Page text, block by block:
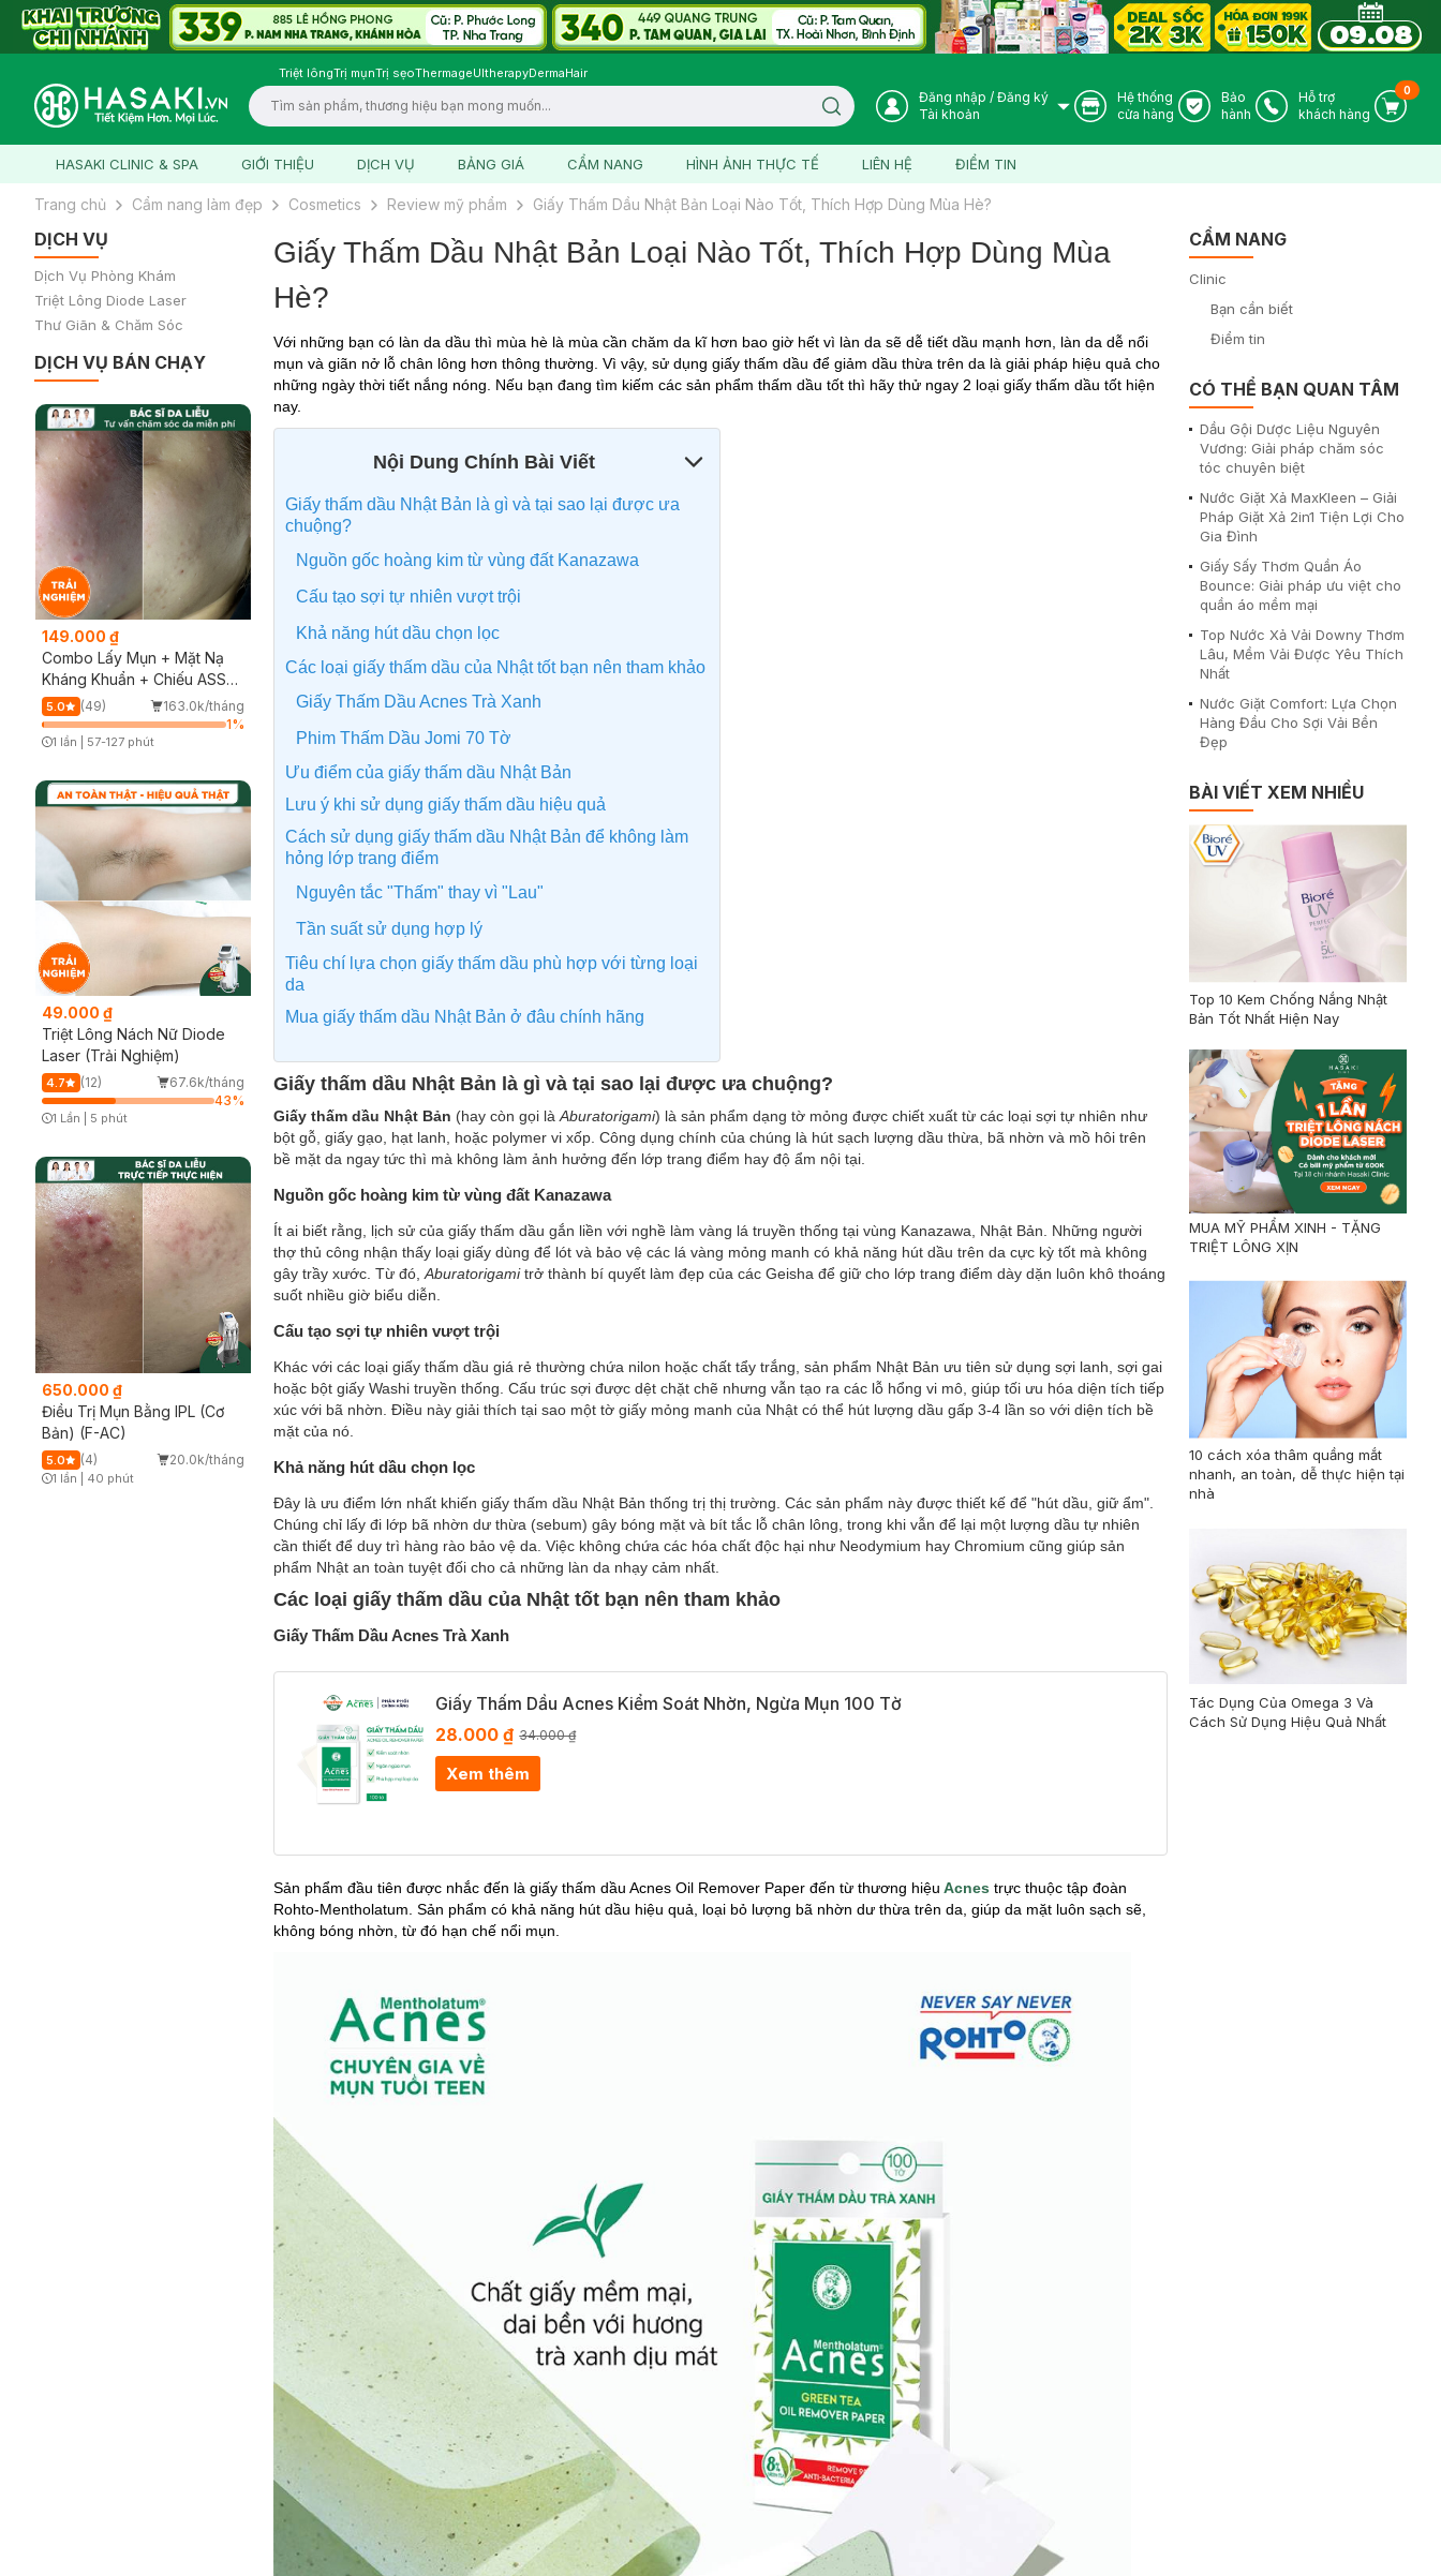
Triệt lôngTrị mụnTrị sẹoThermageUltherapyDermaHair
Logo
Search icon User Icon
Đăng nhập / Đăng ký
Tài khoản
Store Icon
Hệ thống
cửa hàng
Warranty Icon
Bảo
hành
Phone Icon
Hỗ trợ
khách hàng
Cart
0
HASAKI CLINIC & SPA GIỚI THIỆU DỊCH VỤ BẢNG GIÁ CẨM NANG HÌNH ẢNH THỰC TẾ LIÊN HỆ ĐIỂM TIN
Trang chủ Cẩm nang làm đẹp Cosmetics Review mỹ phẩm Giấy Thấm Dầu Nhật Bản Loại Nào Tốt, Thích Hợp Dùng Mùa Hè?
DỊCH VỤ
Dịch Vụ Phòng Khám
Triệt Lông Diode Laser
Thư Giãn & Chăm Sóc
DỊCH VỤ BÁN CHẠY
149.000 ₫
Combo Lấy Mụn + Mặt Nạ
Kháng Khuẩn + Chiếu ASSH
(Trải nghiệm)
5.0 (49)
163.0k/tháng
1%
1 lần 57-127 phút
49.000 ₫
Triệt Lông Nách Nữ Diode
Laser (Trải Nghiệm)
4.7 (12)
67.6k/tháng
43%
1 Lần 5 phút
650.000 ₫
Điều Trị Mụn Bằng IPL (Cơ
Bản) (F-AC)
5.0 (4) 20.0k/tháng
Timer Gray Icon
1 lần 40 phút
Giấy Thấm Dầu Nhật Bản Loại Nào Tốt, Thích Hợp Dùng Mùa
Hè?
Với những bạn có làn da dầu thì mùa hè là mùa cần chăm da kĩ hơn bao giờ hết vì làn da sẽ dễ tiết dầu mạnh hơn, làn da dễ nổi
mụn và giãn nở lỗ chân lông hơn thông thường. Vì vậy, sử dụng giấy thấm dầu để giảm dầu thừa trên da là giải pháp hiệu quả cho
những ngày thời tiết nắng nóng. Nếu bạn đang tìm kiếm các sản phẩm thấm dầu tốt thì hãy thử ngay 2 loại giấy thấm dầu tốt hiện
nay.
Nội Dung Chính Bài Viết
Giấy thấm dầu Nhật Bản là gì và tại sao lại được ưa
chuộng?
Nguồn gốc hoàng kim từ vùng đất Kanazawa
Cấu tạo sợi tự nhiên vượt trội
Khả năng hút dầu chọn lọc
Các loại giấy thấm dầu của Nhật tốt bạn nên tham khảo
Giấy Thấm Dầu Acnes Trà Xanh
Phim Thấm Dầu Jomi 70 Tờ
Ưu điểm của giấy thấm dầu Nhật Bản
Lưu ý khi sử dụng giấy thấm dầu hiệu quả
Cách sử dụng giấy thấm dầu Nhật Bản để không làm
hỏng lớp trang điểm
Nguyên tắc "Thấm" thay vì "Lau"
Tần suất sử dụng hợp lý
Tiêu chí lựa chọn giấy thấm dầu phù hợp với từng loại
da
Mua giấy thấm dầu Nhật Bản ở đâu chính hãng
Giấy thấm dầu Nhật Bản là gì và tại sao lại được ưa chuộng?
Giấy thấm dầu Nhật Bản (hay còn gọi làAburatorigami) là sản phẩm dạng tờ mỏng được chiết xuất từ các loại sợi tự nhiên như
bột gỗ, giấy gạo, hạt lanh, hoặc polymer vi xốp. Công dụng chính của chúng là hút sạch lượng dầu thừa, bã nhờn và mồ hôi trên
bề mặt da ngay tức thì mà không làm ảnh hưởng đến lớp trang điểm hay độ ẩm nội tại.
Nguồn gốc hoàng kim từ vùng đất Kanazawa
Ít ai biết rằng, lịch sử của giấy thấm dầu gắn liền với nghề làm vàng lá truyền thống tại vùng Kanazawa, Nhật Bản. Những người
thợ thủ công nhận thấy loại giấy dùng để lót và bảo vệ các lá vàng mỏng manh có khả năng hút dầu trên da cực kỳ tốt mà không
gây trầy xước. Từ đó,Aburatorigamitrở thành bí quyết làm đẹp của các Geisha để giữ cho lớp trang điểm dày dặn luôn khô thoáng
suốt nhiều giờ biểu diễn.
Cấu tạo sợi tự nhiên vượt trội
Khác với các loại giấy thấm dầu giá rẻ thường chứa nilon hoặc chất tẩy trắng, sản phẩm Nhật Bản ưu tiên sử dụng sợi lanh, sợi gai
hoặc bột giấy Washi truyền thống. Cấu trúc sợi được dệt chặt chẽ nhưng vẫn tạo ra các lỗ hổng vi mô, giúp tối ưu hóa diện tích tiếp
xúc với bã nhờn. Điều này giải thích tại sao một tờ giấy mỏng manh của Nhật có thể hút lượng dầu gấp 3-4 lần so với diện tích bề
mặt của nó.
Khả năng hút dầu chọn lọc
Đây là ưu điểm lớn nhất khiến giấy thấm dầu Nhật Bản thống trị thị trường. Các sản phẩm này được thiết kế để "hút dầu, giữ ẩm".
Chúng chỉ lấy đi lớp bã nhờn dư thừa (sebum) gây bóng mặt và bít tắc lỗ chân lông, trong khi vẫn để lại một lượng dầu tự nhiên
cần thiết để duy trì hàng rào bảo vệ da. Việc không chứa các hóa chất độc hại như Neodymium hay Chromium cũng giúp sản
phẩm Nhật an toàn tuyệt đối cho cả những làn da nhạy cảm nhất.
Các loại giấy thấm dầu của Nhật tốt bạn nên tham khảo
Giấy Thấm Dầu Acnes Trà Xanh
Giấy Thấm Dầu Acnes Kiểm Soát Nhờn, Ngừa Mụn 100 Tờ
28.000 ₫ 34.000 ₫
Xem thêm
Sản phẩm đầu tiên được nhắc đến là giấy thấm dầu Acnes Oil Remover Paper đến từ thương hiệu Acnes trực thuộc tập đoàn
Rohto-Mentholatum. Sản phẩm có khả năng hút dầu hiệu quả, loại bỏ lượng bã nhờn dư thừa trên da, giúp da mặt luôn sạch sẽ,
không bóng nhờn, từ đó hạn chế nổi mụn.
CẨM NANG
Clinic
Bạn cần biết
Điểm tin
CÓ THỂ BẠN QUAN TÂM
Dầu Gội Dược Liệu Nguyên
Vương: Giải pháp chăm sóc
tóc chuyên biệt
Nước Giặt Xả MaxKleen – Giải
Pháp Giặt Xả 2in1 Tiện Lợi Cho
Gia Đình
Giấy Sấy Thơm Quần Áo
Bounce: Giải pháp ưu việt cho
quần áo mềm mại
Top Nước Xả Vải Downy Thơm
Lâu, Mềm Vải Được Yêu Thích
Nhất
Nước Giặt Comfort: Lựa Chọn
Hàng Đầu Cho Sợi Vải Bền
Đẹp
BÀI VIẾT XEM NHIỀU
Top 10 Kem Chống Nắng Nhật
Bản Tốt Nhất Hiện Nay
MUA MỸ PHẨM XINH - TẶNG
TRIỆT LÔNG XỊN
10 cách xóa thâm quầng mắt
nhanh, an toàn, dễ thực hiện tại
nhà
Tác Dụng Của Omega 3 Và
Cách Sử Dụng Hiệu Quả Nhất